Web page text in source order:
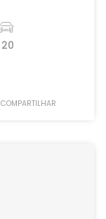
20
COMPARTILHAR